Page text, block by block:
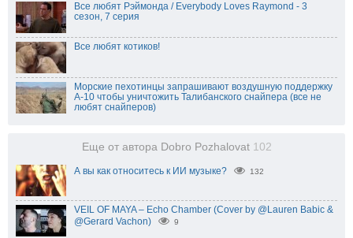
Все любят Рэймонда / Everybody Loves Raymond - 3
сезон, 7 серия
Все любят котиков!
Морские пехотинцы запрашивают воздушную поддержку
A-10 чтобы уничтожить Талибанского снайпера (все не
любят снайперов)
Еще от автора Dobro Pozhalovat 102
А вы как относитесь к ИИ музыке? 132
VEIL OF MAYA – Echo Chamber (Cover by @Lauren Babic &
@Gerard Vachon)
9